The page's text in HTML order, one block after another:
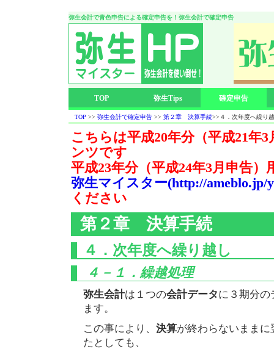
弥生会計で青色申告による確定申告を！弥生会計で確定申告
TOP 弥生Tips 確定申告
TOP >> 弥生会計で確定申告 >> 第２章 決算手続>>４．次年度へ繰り
こちらは平成20年分（平成21年
ンツです
平成23年分（平成24年3月申告
弥生マイスター(http://ameblo.jp/
ください
第２章 決算手続
４．次年度へ繰り越し
４－１．繰越処理
弥生会計は１つの会計データに３期分の
ます。
この事により、 決算が終わらないまま
たとしても、